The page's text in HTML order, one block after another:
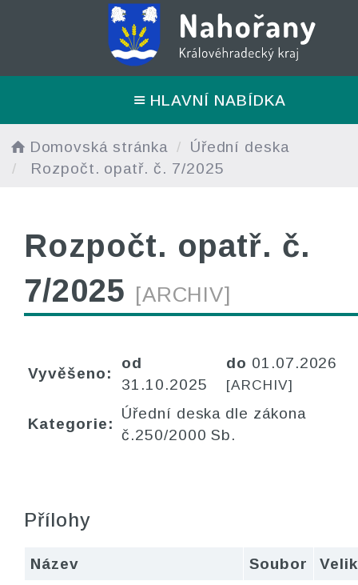
HLAVNÍ NABÍDKA
Domovská stránka
Úřední deska
Rozpočt. opatř. č. 7/2025
Rozpočt. opatř. č.
7/2025 [ARCHIV]
Vyvěšeno:
od
31.10.2025
do 01.07.2026
[ARCHIV]
Kategorie:
Úřední deska dle zákona
č.250/2000 Sb.
Přílohy
Název Soubor